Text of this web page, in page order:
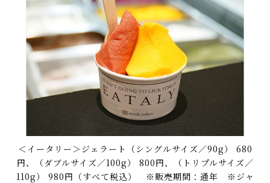
＜イータリー＞ジェラート（シングルサイズ／90g） 680
円、（ダブルサイズ／100g） 800円、（トリプルサイズ／
110g） 980円（すべて税込） ※販売期間：通年 ※ジャ